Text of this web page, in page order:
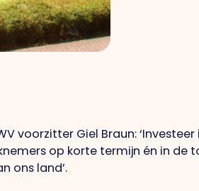
voorzitter Giel Braun:
op korte termijn én in
ons land’.